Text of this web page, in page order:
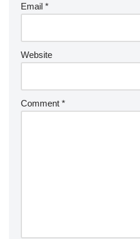
Email *
Website
Comment *